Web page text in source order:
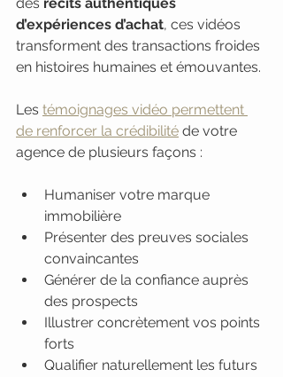
d’expériences d’achat, ces vidéos
transforment des transactions froides
en histoires humaines et émouvantes.
Les témoignages vidéo permettent
de renforcer la crédibilité de votre
agence de plusieurs façons :
Humaniser votre marque
immobilière
Présenter des preuves sociales
convaincantes
Générer de la confiance auprès
des prospects
Illustrer concrètement vos points
forts
Qualifier naturellement les futurs